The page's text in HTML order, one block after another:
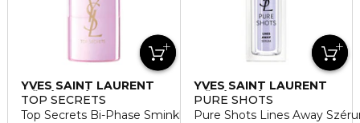
YVES SAINT LAURENT
BŐRÁPOLÁS
TOP SECRETS
Top Secrets Bi-Phase Sminklemosó
YVES SAINT LAURENT
BŐRÁPOLÁS
PURE SHOTS
Pure Shots Lines Away